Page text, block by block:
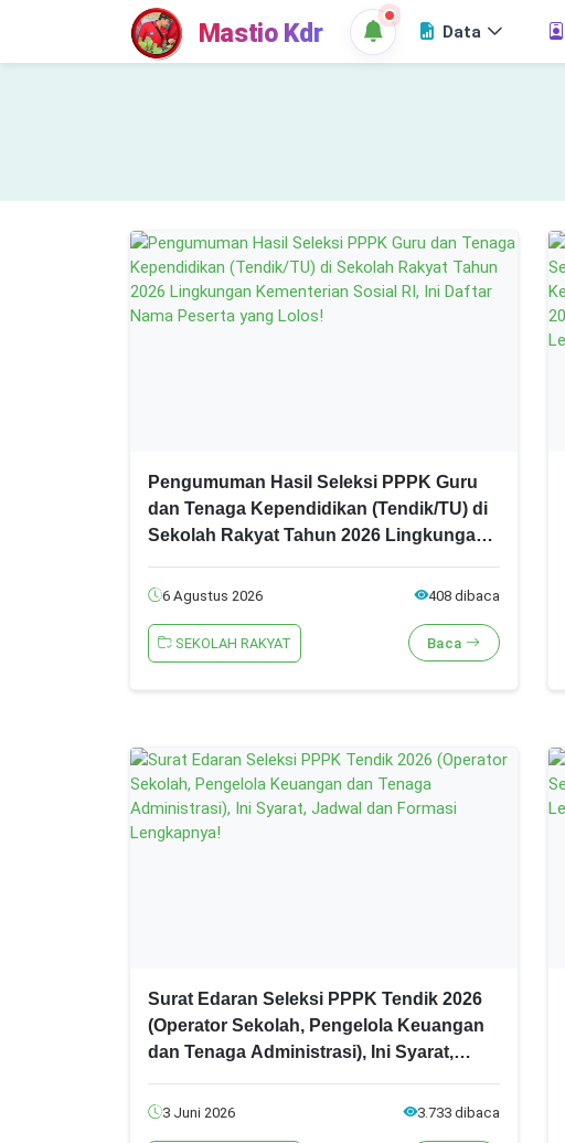
Mastio Kdr Data
Pengumuman Hasil Seleksi PPPK Guru
dan Tenaga Kependidikan (Tendik/TU) di
Sekolah Rakyat Tahun 2026 Lingkungan
Peserta yang Lolos!
6 Agustus 2026 408 dibaca
SEKOLAH RAKYAT Baca
Surat Edaran Seleksi PPPK Tendik 2026
(Operator Sekolah, Pengelola Keuangan
dan Tenaga Administrasi), Ini Syarat,
3 Juni 2026 3.733 dibaca